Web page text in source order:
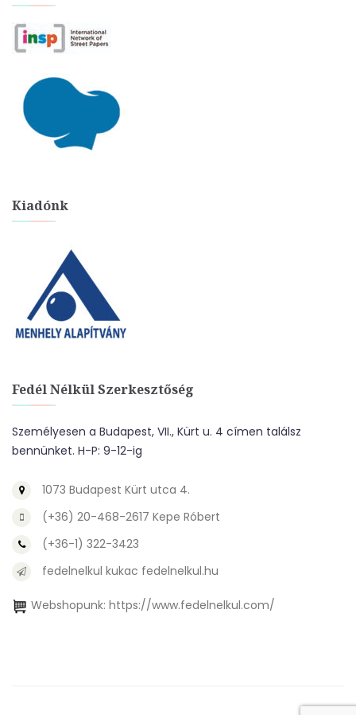
Kiadónk
Fedél Nélkül Szerkesztőség
Személyesen a Budapest, VII., Kürt u. 4 címen találsz
bennünket. H-P: 9-12-ig
1073 Budapest Kürt utca 4.
(+36) 20-468-2617 Kepe Róbert
(+36-1) 322-3423
fedelnelkul kukac fedelnelkul.hu
Webshopunk: https://www.fedelnelkul.com/